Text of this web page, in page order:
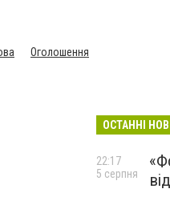
Оголошення
ОСТАННІ
22:17
5 серпня